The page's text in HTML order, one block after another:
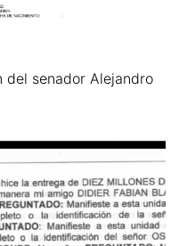
senador Alejandro